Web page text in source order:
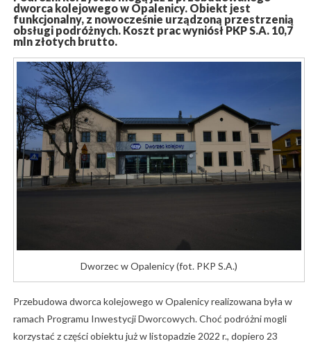
dworca kolejowego w Opalenicy. Obiekt jest
funkcjonalny, z nowocześnie urządzoną przestrzenią
obsługi podróżnych. Koszt prac wyniósł PKP S.A. 10,7
mln złotych brutto.
Dworzec w Opalenicy (fot. PKP S.A.)
Przebudowa dworca kolejowego w Opalenicy realizowana była w
ramach Programu Inwestycji Dworcowych. Choć podróżni mogli
korzystać z części obiektu już w listopadzie 2022 r., dopiero 23